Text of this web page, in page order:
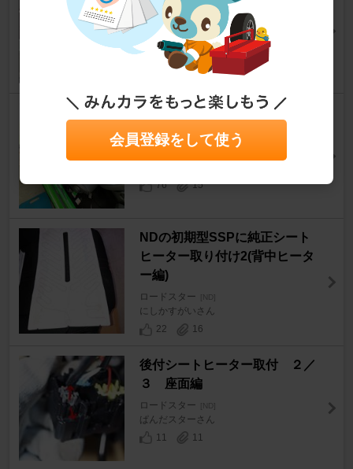
ロードスター [ND]
2.0Ｓさん
618
1
RECARO フルバケシート RCS
インスト♪
76
15
NDの初期型SSPに純正シート
ヒーター取り付け2(背中ヒータ
ー編)
ロードスター [ND]
にしかすがいさん
22
16
後付シートヒーター取付 ２／
３ 座面編
ロードスター [ND]
ぱんだスターさん
11
11
会員登録をして使う